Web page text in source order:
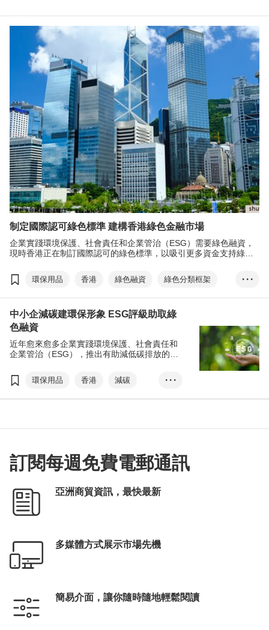
制定國際認可綠色標準 建構香港綠色金融市場
企業實踐環境保護、社會責任和企業管治（ESG）需要綠色融資，
現時香港正在制訂國際認可的綠色標準，以吸引更多資金支持綠色
環保用品 香港 綠色融資
綠色分類框架
環境保護、社會責任和企業管治
ESG
金管局
可持續金融分類法
綠色債券 巴黎協定
• • •
中小企減碳建環保形象 ESG評級助取綠
色融資
近年愈來愈多企業實踐環境保護、社會責任和
企業管治（ESG），推出有助減低碳排放的公
求也與日俱增。企業取得亮麗的ESG評級不但
可提升綠色形象，加強競爭優勢，還可更容易
環保用品 香港
減碳
ESG評級
綠色融資
傅至樂
惠譽評級
• • •
訂閱每週免費電郵通訊
亞洲商貿資訊，最快最新
多媒體方式展示市場先機
簡易介面，讓你隨時隨地輕鬆閱讀